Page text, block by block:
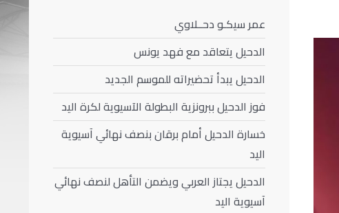
عمر سيكـو دحــلاوي
الدحيل يتعاقد مع فهد يونس
الدحيل يبدأ تحضيراته للموسم الجديد
فوز الدحيل ببرونزية البطولة الآسيوية لكرة اليد
خسارة الدحيل أمام برقان بنصف نهائي آسيوية
اليد
الدحيل يجتاز العربي ويضمن التأهل لنصف نهائي
آسيوية اليد